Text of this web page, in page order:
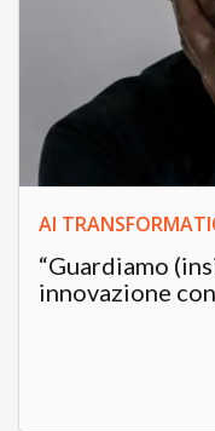
AI
“Guardiamo
innovazione con